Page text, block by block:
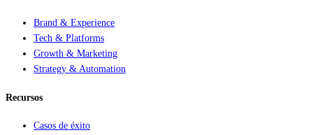
Brand & Experience
Tech & Platforms
Growth & Marketing
Strategy & Automation
Recursos
Casos de éxito